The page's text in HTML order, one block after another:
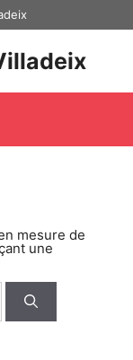
mesure de
une